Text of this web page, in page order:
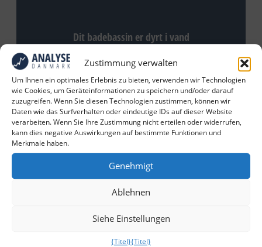
Zustimmung verwalten
Um Ihnen ein optimales Erlebnis zu bieten, verwenden wir Technologien
wie Cookies, um Geräteinformationen zu speichern und/oder darauf
zuzugreifen. Wenn Sie diesen Technologien zustimmen, können wir
Daten wie das Surfverhalten oder eindeutige IDs auf dieser Website
verarbeiten. Wenn Sie Ihre Zustimmung nicht erteilen oder widerrufen,
kann dies negative Auswirkungen auf bestimmte Funktionen und
Merkmale haben.
Genehmigt
Ablehnen
Siehe Einstellungen
{Titel}{Titel}
Dit badebassin er dyrt i vand
Erhalten Sie unsere neuesten
Nachrichten und Artikel
Füllen Sie das Formular aus, um
unsere neuesten Nachrichten und